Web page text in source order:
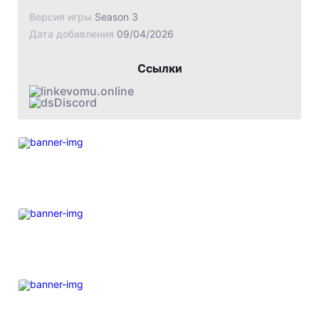
Версия игры Season 3
Дата добавления 09/04/2026
Ссылки
evomu.online
Discord